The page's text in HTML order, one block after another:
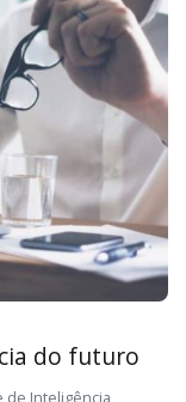
do futuro
de Inteligência